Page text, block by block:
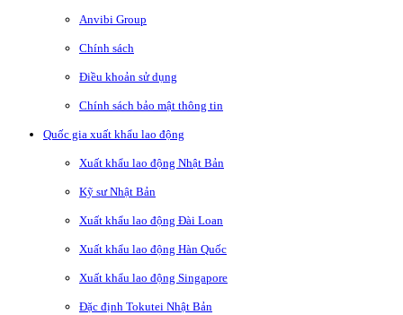
Anvibi Group
Chính sách
Điều khoản sử dụng
Chính sách bảo mật thông tin
Quốc gia xuất khẩu lao động
Xuất khẩu lao động Nhật Bản
Kỹ sư Nhật Bản
Xuất khẩu lao động Đài Loan
Xuất khẩu lao động Hàn Quốc
Xuất khẩu lao động Singapore
Đặc định Tokutei Nhật Bản